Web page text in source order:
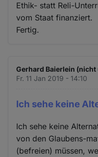
Ethik- statt Reli-
vom Staat finanziert.
Fertig.
Gerhard Baierlein
Fr. 11 Jan 2019 - 14:10
Ich sehe keine
Ich sehe keine
von den Glaubens-
(befreien) müssen,